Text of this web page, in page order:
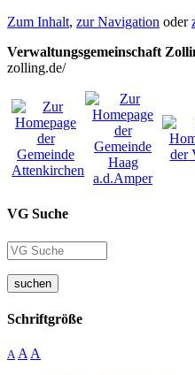
Zum Inhalt, zur Navigation oder
Verwaltungsgemeinschaft
zolling.de/
VG Suche
suchen
Schriftgröße
A A A